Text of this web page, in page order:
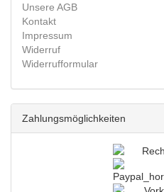
Unsere AGB
Kontakt
Impressum
Widerruf
Widerrufformular
Zahlungsmöglichkeiten